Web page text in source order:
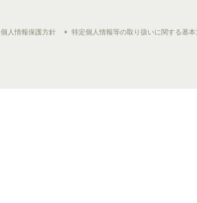
個人情報保護方針 特定個人情報等の取り扱いに関する基本